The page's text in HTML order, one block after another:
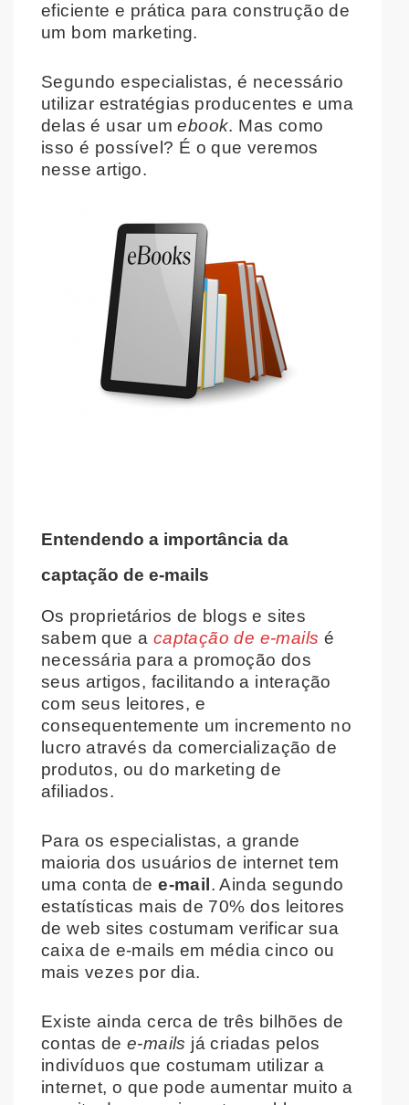
eficiente e prática para construção de
um bom marketing.
Segundo especialistas, é necessário
utilizar estratégias producentes e uma
delas é usar umebook. Mas como
isso é possível? É o que veremos
nesse artigo.
Entendendo a importância da
captação de e-mails
Os proprietários de blogs e sites
sabem que a captação de e-mails é
necessária para a promoção dos
seus artigos, facilitando a interação
com seus leitores, e
consequentemente um incremento no
lucro através da comercialização de
produtos, ou do marketing de
afiliados.
Para os especialistas, a grande
maioria dos usuários de internet tem
uma conta dee-mail . Ainda segundo
estatísticas mais de 70% dos leitores
de web sites costumam verificar sua
caixa de e-mails em média cinco ou
mais vezes por dia.
Existe ainda cerca de três bilhões de
contas de e-mails já criadas pelos
indivíduos que costumam utilizar a
internet, o que pode aumentar muito a